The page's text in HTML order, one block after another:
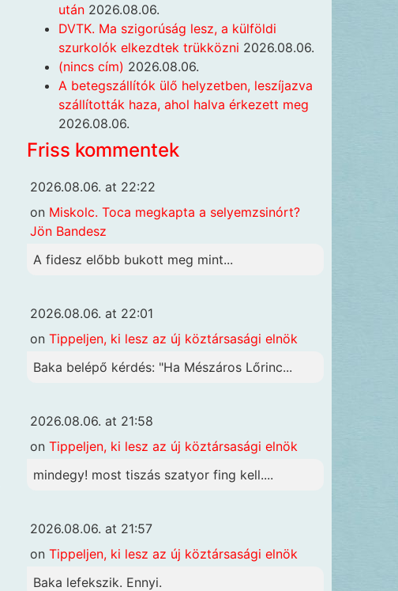
után 2026.08.06.
DVTK. Ma szigorúság lesz, a külföldi
szurkolók elkezdtek trükközni 2026.08.06.
(nincs cím) 2026.08.06.
A betegszállítók ülő helyzetben, leszíjazva
szállították haza, ahol halva érkezett meg
2026.08.06.
Friss kommentek
2026.08.06. at 22:22
on Miskolc. Toca megkapta a selyemzsinórt?
Jön Bandesz
A fidesz előbb bukott meg mint...
2026.08.06. at 22:01
on Tippeljen, ki lesz az új köztársasági elnök
Baka belépő kérdés: "Ha Mészáros Lőrinc...
2026.08.06. at 21:58
on Tippeljen, ki lesz az új köztársasági elnök
mindegy! most tiszás szatyor fing kell....
2026.08.06. at 21:57
on Tippeljen, ki lesz az új köztársasági elnök
Baka lefekszik. Ennyi.